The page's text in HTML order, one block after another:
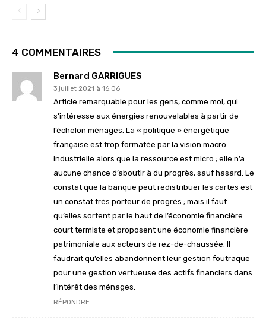
4 COMMENTAIRES
Bernard GARRIGUES
3 juillet 2021 à 16:06
Article remarquable pour les gens, comme moi, qui
s’intéresse aux énergies renouvelables à partir de
l’échelon ménages. La « politique » énergétique
française est trop formatée par la vision macro
industrielle alors que la ressource est micro ; elle n’a
aucune chance d’aboutir à du progrès, sauf hasard. Le
constat que la banque peut redistribuer les cartes est
un constat très porteur de progrès ; mais il faut
qu’elles sortent par le haut de l’économie financière
court termiste et proposent une économie financière
patrimoniale aux acteurs de rez-de-chaussée. Il
faudrait qu’elles abandonnent leur gestion foutraque
pour une gestion vertueuse des actifs financiers dans
l’intérêt des ménages.
RÉPONDRE